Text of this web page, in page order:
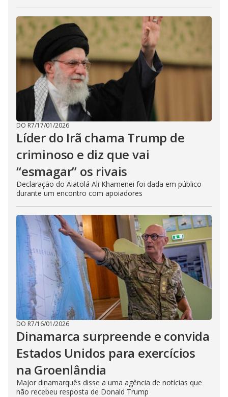
DO R7/17/01/2026
Líder do Irã chama Trump de
criminoso e diz que vai
“esmagar” os rivais
Declaração do Aiatolá Ali Khamenei foi dada em público
durante um encontro com apoiadores
DO R7/16/01/2026
Dinamarca surpreende e convida
Estados Unidos para exercícios
na Groenlândia
Major dinamarquês disse a uma agência de notícias que
não recebeu resposta de Donald Trump